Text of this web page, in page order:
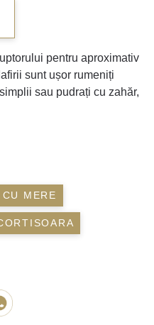
pentru aproximativ
sunt ușor rumeniți
sau pudrați cu zahăr,
MERE